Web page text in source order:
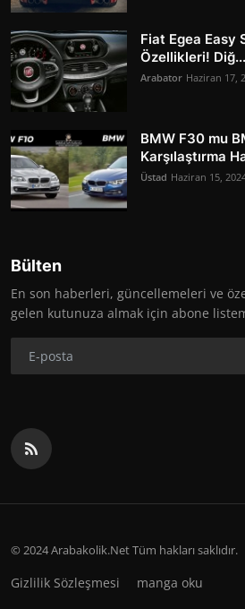
Fiat Egea Easy
Özellikleri! Diğ...
Arabator Haziran 17,
BMW F30 mu
Karşılaştırma
Üstad Haziran 15,
Bülten
En son haberleri, güncellemeleri ve
gelen kutunuza almak için abone
© 2024 Arabakolik.Net Tüm hakları saklıdır.
Gizlilik Sözleşmesi manga oku